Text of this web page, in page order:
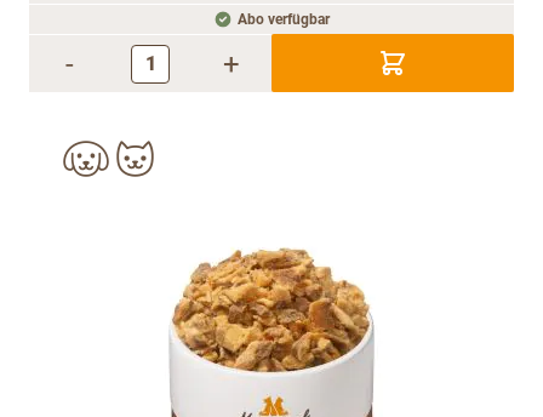
Abo verfügbar
- +